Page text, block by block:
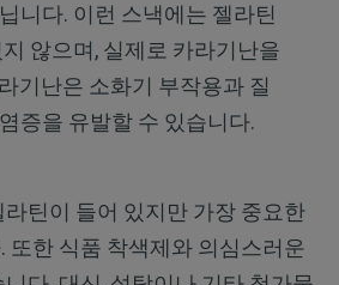
니다. 이런 스낵에는 젤라틴
않으며, 실제로 카라기난을
기난은 소화기 부작용과 질
증을 유발할 수 있습니다.
틴이 들어 있지만 가장 중요한
또한 식품 착색제와 의심스러운